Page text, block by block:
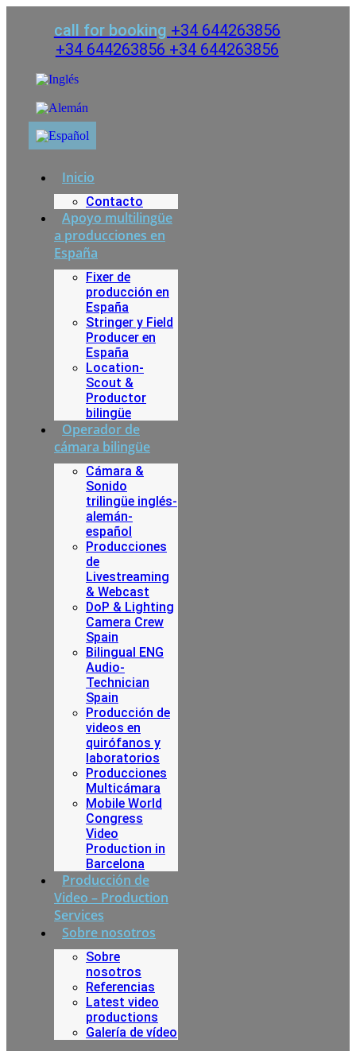
contenido
call for booking +34 644263856
+34 644263856 +34 644263856
Inicio
Contacto
Apoyo multilingüe
a producciones en
España
Fixer de
producción en
España
Stringer y Field
Producer en
España
Location-
Scout &
Productor
bilingüe
Operador de
cámara bilingüe
Cámara &
Sonido
trilingüe inglés-
alemán-
español
Producciones
de
Livestreaming
& Webcast
DoP & Lighting
Camera Crew
Spain
Bilingual ENG
Audio-
Technician
Spain
Producción de
videos en
quirófanos y
laboratorios
Producciones
Multicámara
Mobile World
Congress
Video
Production in
Barcelona
Producción de
Video – Production
Services
Sobre nosotros
Sobre
nosotros
Referencias
Latest video
productions
Galería de vídeo